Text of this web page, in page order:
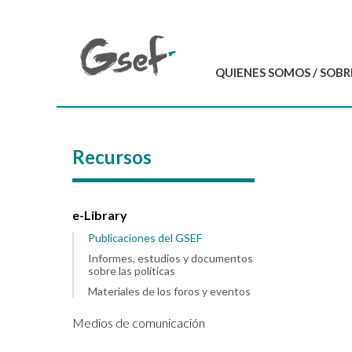
QUIENES SOMOS /
Recursos
e-Library
Publicaciones del GSEF
Informes, estudios y documentos
sobre las políticas
Materiales de los foros y eventos
Medios de comunicación